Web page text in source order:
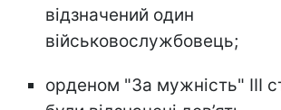
відзначений один
військовослужбовець;
орденом "За мужність" ІІІ